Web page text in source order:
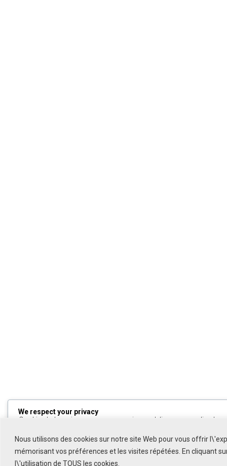
Nous utilisons des cookies sur notre site Web pour vous offrir
mémorisant vos préférences et les visites répétées. En cliquant
l\'utilisation de TOUS les cookies.
We respect your privacy
Cookies help us improve your experience, deliver personalized
Allto decline non-essential cookies.